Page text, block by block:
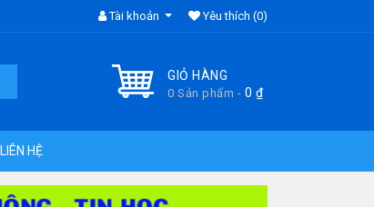
Tài khoản Yêu thích (0)
GIỎ HÀNG
0 Sản phẩm - 0 ₫
LIÊN HỆ